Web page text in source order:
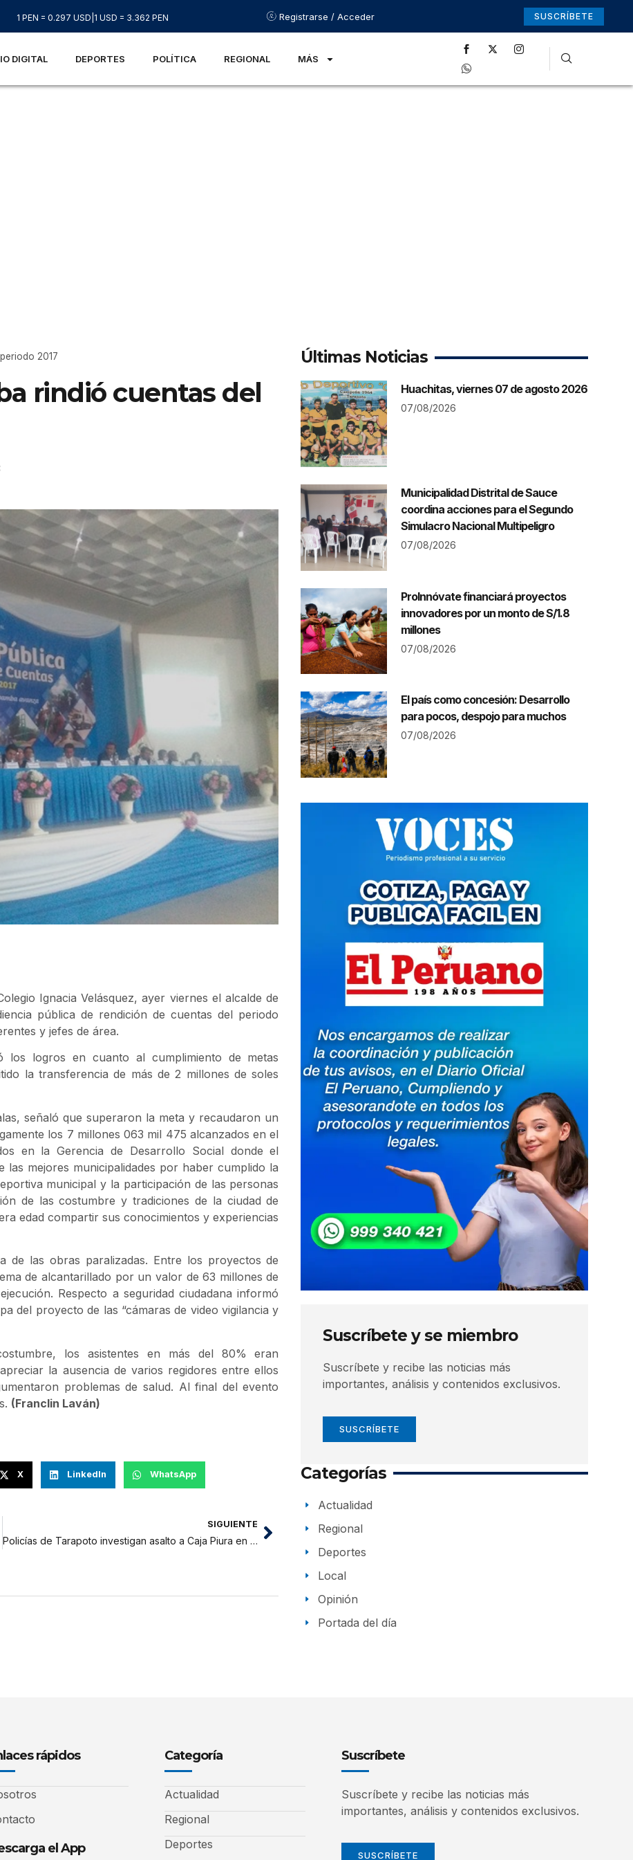
1 PEN = 0.297 USD 1 USD = 3.362 PEN Registrarse / Acceder SUSCRÍBETE
DIGITAL DEPORTES POLÍTICA REGIONAL MÁS
2017
rindió cuentas del
Ignacia Velásquez, ayer viernes el alcalde de
pública de rendición de cuentas del periodo
y jefes de área.
los logros en cuanto al cumplimiento de metas
la transferencia de más de 2 millones de soles
señaló que superaron la meta y recaudaron un
los 7 millones 063 mil 475 alcanzados en el
en la Gerencia de Desarrollo Social donde el
mejores municipalidades por haber cumplido la
municipal y la participación de las personas
de las costumbre y tradiciones de la ciudad de
edad compartir sus conocimientos y experiencias
de las obras paralizadas. Entre los proyectos de
de alcantarillado por un valor de 63 millones de
Respecto a seguridad ciudadana informó
del proyecto de las “cámaras de video vigilancia y
los asistentes en más del 80% eran
la ausencia de varios regidores entre ellos
problemas de salud. Al final del evento
(Franclin Laván)
X LinkedIn WhatsApp
SIGUIENTE
Policías de Tarapoto investigan asalto a Caja Piura en Soritor
Últimas Noticias
Huachitas, viernes 07 de agosto 2026
07/08/2026
Municipalidad Distrital de Sauce
coordina acciones para el Segundo
Simulacro Nacional Multipeligro
07/08/2026
ProInnóvate financiará proyectos
innovadores por un monto de S/1.8
millones
07/08/2026
El país como concesión: Desarrollo
para pocos, despojo para muchos
07/08/2026
Suscríbete y se miembro
Suscríbete y recibe las noticias más
importantes, análisis y contenidos exclusivos.
SUSCRÍBETE
Categorías
Actualidad
Regional
Deportes
Local
Opinión
Portada del día
rápidos
el App
Categoría
Actualidad
Regional
Deportes
Suscríbete
Suscríbete y recibe las noticias más
importantes, análisis y contenidos exclusivos.
SUSCRÍBETE